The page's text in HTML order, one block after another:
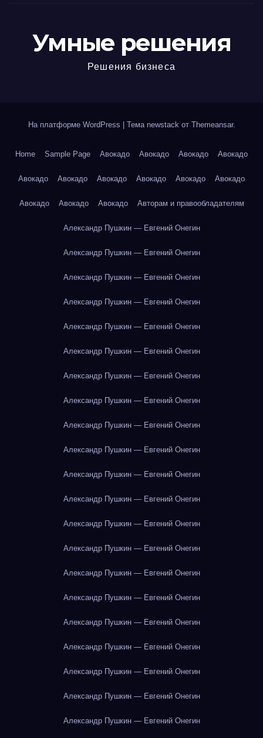
Умные решения
Решения бизнеса
На платформе WordPress Тема newstack от Themeansar.
Home Sample Page Авокадо Авокадо Авокадо Авокадо
Авокадо Авокадо Авокадо Авокадо Авокадо Авокадо
Авокадо Авокадо Авокадо Авторам и правообладателям
Александр Пушкин — Евгений Онегин
Александр Пушкин — Евгений Онегин
Александр Пушкин — Евгений Онегин
Александр Пушкин — Евгений Онегин
Александр Пушкин — Евгений Онегин
Александр Пушкин — Евгений Онегин
Александр Пушкин — Евгений Онегин
Александр Пушкин — Евгений Онегин
Александр Пушкин — Евгений Онегин
Александр Пушкин — Евгений Онегин
Александр Пушкин — Евгений Онегин
Александр Пушкин — Евгений Онегин
Александр Пушкин — Евгений Онегин
Александр Пушкин — Евгений Онегин
Александр Пушкин — Евгений Онегин
Александр Пушкин — Евгений Онегин
Александр Пушкин — Евгений Онегин
Александр Пушкин — Евгений Онегин
Александр Пушкин — Евгений Онегин
Александр Пушкин — Евгений Онегин
Александр Пушкин — Евгений Онегин